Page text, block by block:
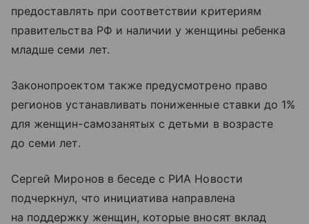
предоставлять при соответствии критериям
правительства РФ и наличии у женщины ребенка
младше семи лет.
Законопроектом также предусмотрено право
регионов устанавливать пониженные ставки до 1%
для женщин-самозанятых с детьми в возрасте
до семи лет.
Сергей Миронов в беседе с РИА Новости
подчеркнул, что инициатива направлена
на поддержку женщин, которые вносят вклад